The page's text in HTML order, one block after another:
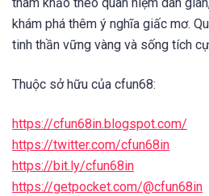
khám phá thêm ý nghĩa giấc mơ.
tinh thần vững vàng và sống tích
Thuộc sở hữu của cfun68:
https://cfun68in.blogspot.com/
https://twitter.com/cfun68in
https://bit.ly/cfun68in
https://getpocket.com/@cfun68in